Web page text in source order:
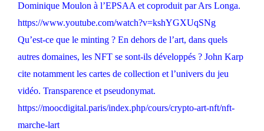
Dominique Moulon à l’EPSAA et coproduit par Ars Longa.
https://www.youtube.com/watch?v=kshYGXUqSNg
Qu’est-ce que le minting ? En dehors de l’art, dans quels
autres domaines, les NFT se sont-ils développés ? John Karp
cite notamment les cartes de collection et l’univers du jeu
vidéo. Transparence et pseudonymat.
https://moocdigital.paris/index.php/cours/crypto-art-nft/nft-
marche-lart